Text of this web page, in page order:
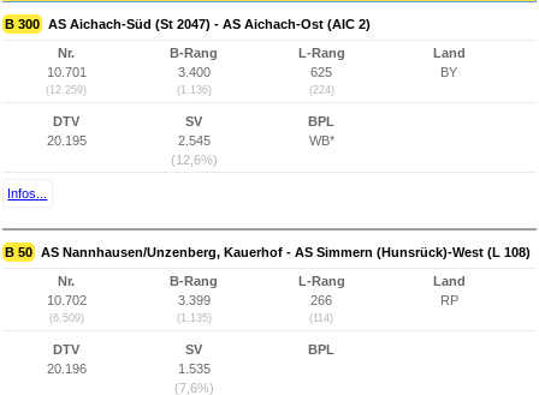
B 300 AS Aichach-Süd (St 2047) - AS Aichach-Ost (AIC 2)
Nr.
10.701
(12.259)
B-Rang
3.400
(1.136)
L-Rang
625
(224)
Land
BY
DTV
20.195
SV
2.545
(12,6%)
BPL
WB*
Infos...
B 50 AS Nannhausen/Unzenberg, Kauerhof - AS Simmern (Hunsrück)-West (L 108)
Nr.
10.702
(6.509)
B-Rang
3.399
(1.135)
L-Rang
266
(114)
Land
RP
DTV
20.196
SV
1.535
(7,6%)
BPL